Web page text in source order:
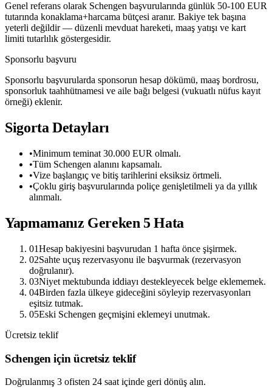
Genel referans olarak Schengen başvurularında günlük 50-100 EUR
tutarında konaklama+harcama bütçesi aranır. Bakiye tek başına
yeterli değildir — düzenli mevduat hareketi, maaş yatışı ve kart
limiti tutarlılık göstergesidir.
Sponsorlu başvuru
Sponsorlu başvurularda sponsorun hesap dökümü, maaş bordrosu,
sponsorluk taahhütnamesi ve aile bağı belgesi (vukuatlı nüfus kayıt
örneği) eklenir.
Sigorta Detayları
•Minimum teminat 30.000 EUR olmalı.
•Tüm Schengen alanını kapsamalı.
•Vize başlangıç ve bitiş tarihlerini eksiksiz örtmeli.
•Çoklu giriş başvurularında poliçe genişletilmeli ya da yıllık
alınmalı.
Yapmamanız Gereken 5 Hata
01Hesap bakiyesini başvurudan 1 hafta önce şişirmek.
02Sahte uçuş rezervasyonu ile başvurmak (rezervasyon
doğrulanır).
03Niyet mektubunda iddiayı destekleyecek belge eklememek.
04Birden fazla ülkeye gideceğini söyleyip rezervasyonları
eşitsiz tutmak.
05Eski Schengen geçmişini eklemeyi unutmak.
Ücretsiz teklif
Schengen için ücretsiz teklif
Doğrulanmış 3 ofisten 24 saat içinde geri dönüş alın.